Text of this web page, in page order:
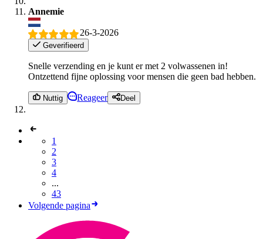
Annemie
26-3-2026
Geverifieerd
Snelle verzending en je kunt er met 2 volwassenen in!
Ontzettend fijne oplossing voor mensen die geen bad hebben.
Nuttig Reageer Deel
1
2
3
4
...
43
Volgende pagina